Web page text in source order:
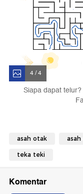
4 / 4
Siapa dapat
asah otak
teka teki
Komentar